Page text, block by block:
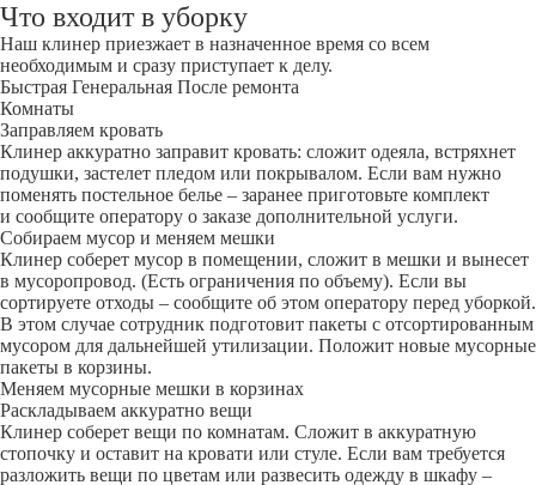
Что входит в уборку
Наш клинер приезжает в назначенное время со всем
необходимым и сразу приступает к делу.
Быстрая Генеральная После ремонта
Комнаты
Заправляем кровать
Клинер аккуратно заправит кровать: сложит одеяла, встряхнет
подушки, застелет пледом или покрывалом. Если вам нужно
поменять постельное белье – заранее приготовьте комплект
и сообщите оператору о заказе дополнительной услуги.
Собираем мусор и меняем мешки
Клинер соберет мусор в помещении, сложит в мешки и вынесет
в мусоропровод. (Есть ограничения по объему). Если вы
сортируете отходы – сообщите об этом оператору перед уборкой.
В этом случае сотрудник подготовит пакеты с отсортированным
мусором для дальнейшей утилизации. Положит новые мусорные
пакеты в корзины.
Меняем мусорные мешки в корзинах
Раскладываем аккуратно вещи
Клинер соберет вещи по комнатам. Сложит в аккуратную
стопочку и оставит на кровати или стуле. Если вам требуется
разложить вещи по цветам или развесить одежду в шкафу –